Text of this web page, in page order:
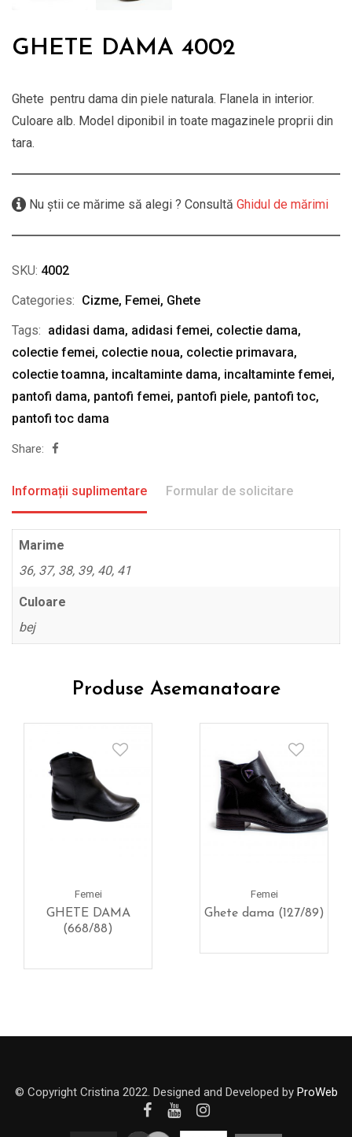
GHETE DAMA 4002
Ghete pentru dama din piele naturala. Flanela in interior.
Culoare alb. Model diponibil in toate magazinele proprii din
tara.
Nu știi ce mărime să alegi ? Consultă Ghidul de mărimi
SKU: 4002
Categories: Cizme, Femei, Ghete
Tags: adidasi dama, adidasi femei, colectie dama,
colectie femei, colectie noua, colectie primavara,
colectie toamna, incaltaminte dama, incaltaminte femei,
pantofi dama, pantofi femei, pantofi piele, pantofi toc,
pantofi toc dama
Share:
Informații suplimentare Formular de solicitare
Marime
36, 37, 38, 39, 40, 41
Culoare
bej
Produse Asemanatoare
Femei
GHETE DAMA
(668/88)
Femei
Ghete dama (127/89)
© Copyright Cristina 2022. Designed and Developed by ProWeb